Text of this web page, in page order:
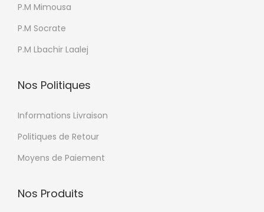
P.M Mimousa
P.M Socrate
P.M Lbachir Laalej
Nos Politiques
Informations Livraison
Politiques de Retour
Moyens de Paiement
Nos Produits